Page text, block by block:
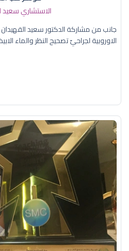
الاستشاري سعيد
جانب من مشاركة الدكتور سعيد
الاوروبية لجراحيّ تصحيح النظر والماء